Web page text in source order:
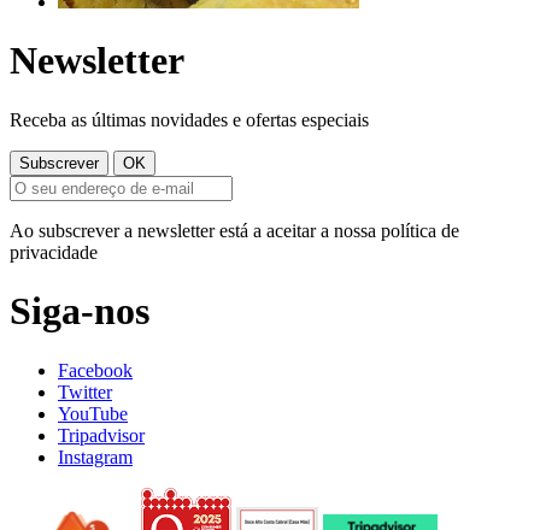
Newsletter
Receba as últimas novidades e ofertas especiais
Ao subscrever a newsletter está a aceitar a nossa política de
privacidade
Siga-nos
Facebook
Twitter
YouTube
Tripadvisor
Instagram